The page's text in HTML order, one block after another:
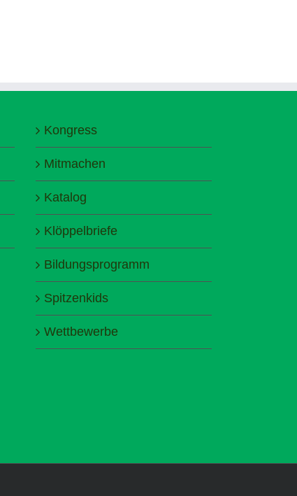
Kongress
Mitmachen
Katalog
Klöppelbriefe
Bildungsprogramm
Spitzenkids
Wettbewerbe